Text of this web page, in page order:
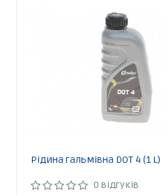
Рідина гальмівна DOT 4 (1 L)
0 відгуків